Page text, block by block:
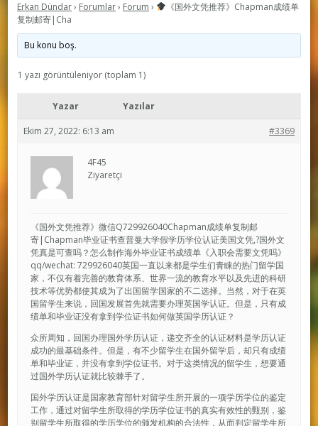
Erkan Dündar› Forumlar› Forum ›
《国外文凭推荐》Chapman成绩单
复制邮寄|Cha
Bu konu boş.
1 yazı görüntüleniyor (toplam 1)
Yazar Yazılar
Ekim 27, 2022: 6:13 am #3369
4F45
Ziyaretçi
《国外文凭推荐》微信Q729926040Chapman成绩单复制邮
寄|Chapman毕业证书查普曼大学假学历学位认证美国文凭,?国外文
凭真是可查吗？怎么制作海外毕业证书成绩单《入职会需要文凭吗》
qq/wechat: 729926040英国一直以来都是学生们青睐的热门留学国
家，不仅有着完善的教育体系、世界一流的教育水平以及先进的科研
技术等优势都使其成为了出国留学国家的不二选择。当然，对于在英
国留学生来说，回国发展首先就需要办理英国学认证。但是，只有成
绩单和毕业证没有拿到学位证书如何做英国学历认证？
众所周知，回国办理国外学历认证，递交齐全的认证材料是学历认证
成功的最基础条件。但是，有不少留学生在国外留学后，却只有成绩
单和毕业证，并没有拿到学位证书。对于这类情况的留学生，想要通
过国外学历认证就比较棘手了。
国外学历认证是国家教育部针对留学生所开展的一项学历学位的鉴定
工作，通过对留学生所取得的学历学位证书的真实有效性的甄别，鉴
别留学生所取得的学历学位的颁发机构的合法性，从而判定留学生所